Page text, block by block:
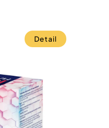
Detail